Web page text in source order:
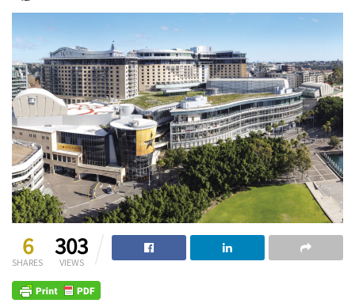
6
SHARES
303
VIEWS